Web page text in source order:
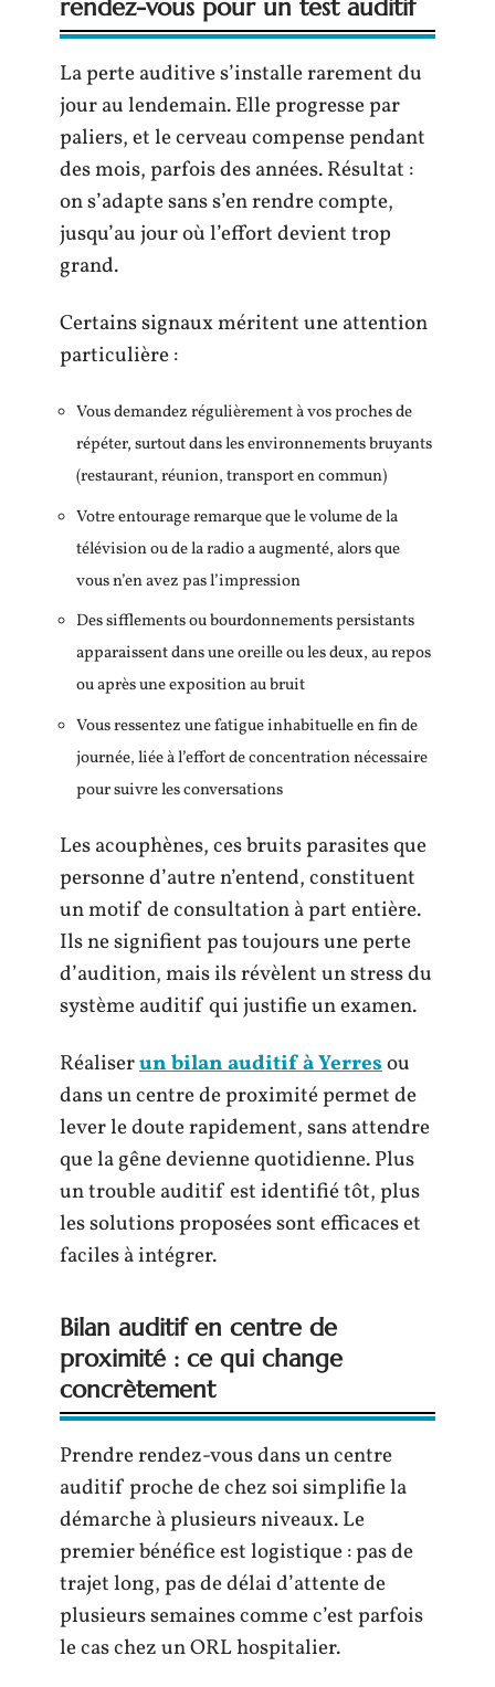
rendez-vous pour un test auditif
La perte auditive s’installe rarement du
jour au lendemain. Elle progresse par
paliers, et le cerveau compense pendant
des mois, parfois des années. Résultat :
on s’adapte sans s’en rendre compte,
jusqu’au jour où l’effort devient trop
grand.
Certains signaux méritent une attention
particulière :
Vous demandez régulièrement à vos proches de
répéter, surtout dans les environnements bruyants
(restaurant, réunion, transport en commun)
Votre entourage remarque que le volume de la
télévision ou de la radio a augmenté, alors que
vous n’en avez pas l’impression
Des sifflements ou bourdonnements persistants
apparaissent dans une oreille ou les deux, au repos
ou après une exposition au bruit
Vous ressentez une fatigue inhabituelle en fin de
journée, liée à l’effort de concentration nécessaire
pour suivre les conversations
Les acouphènes, ces bruits parasites que
personne d’autre n’entend, constituent
un motif de consultation à part entière.
Ils ne signifient pas toujours une perte
d’audition, mais ils révèlent un stress du
système auditif qui justifie un examen.
Réaliserun bilan auditif à Yerresou
dans un centre de proximité permet de
lever le doute rapidement, sans attendre
que la gêne devienne quotidienne. Plus
un trouble auditif est identifié tôt, plus
les solutions proposées sont efficaces et
faciles à intégrer.
Bilan auditif en centre de
proximité : ce qui change
concrètement
Prendre rendez-vous dans un centre
auditif proche de chez soi simplifie la
démarche à plusieurs niveaux. Le
premier bénéfice est logistique : pas de
trajet long, pas de délai d’attente de
plusieurs semaines comme c’est parfois
le cas chez un ORL hospitalier.